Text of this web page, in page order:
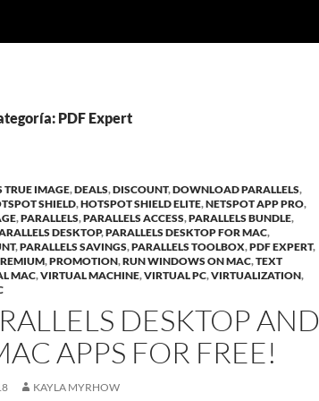
PDF Expert
TRUE IMAGE,DEALS,DISCOUNT,DOWNLOAD PARALLELS,
SHIELD,HOTSPOT SHIELD ELITE,NETSPOT APP PRO,
,PARALLELS,PARALLELS ACCESS,PARALLELS BUNDLE,
DESKTOP,PARALLELS DESKTOP FOR MAC,
,PARALLELS SAVINGS,PARALLELS TOOLBOX,PDF EXPERT,
,PROMOTION,RUN WINDOWS ON MAC,TEXT
MAC,VIRTUAL MACHINE,VIRTUAL PC,VIRTUALIZATION,
DESKTOP AND
APPS FOR FREE!
KAYLA MYRHOW